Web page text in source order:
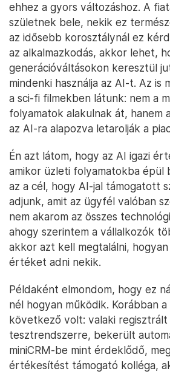
ehhez a gyors változáshoz. A
születnek bele, nekik ez
az idősebb korosztálynál ez
az alkalmazkodás, akkor lehet,
generációváltásokon keresztül
mindenki használja az AI-t. Az is
a sci-fi filmekben látunk: nem a
folyamatok alakulnak át, hanem
az AI-ra alapozva letarolják a
Én azt látom, hogy az AI igazi
amikor üzleti folyamatokba épül
az a cél, hogy AI-jal támogatott
adjunk, amit az ügyfél valóban
nem akarom az összes
ahogy szerintem a vállalkozók
akkor azt kell megtalálni,
értéket adni nekik.
Példaként elmondom, hogy ez
nél hogyan működik. Korábban
következő volt: valaki regisztrált
tesztrendszerre, bekerült
miniCRM-be mint érdeklődő,
értékesítést támogató kolléga,